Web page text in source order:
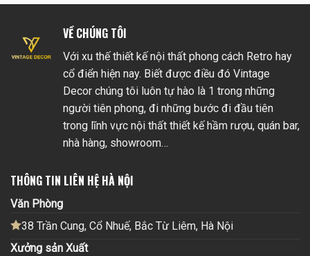
VỀ CHÚNG TÔI
Với xu thế thiết kế nội thất phong cách Retro hay
cổ điển hiện nay. Biết được điều đó Vintage
Decor chúng tôi luôn tự hào là 1 trong những
người tiên phong, đi những bước đi đầu tiên
trong lĩnh vực nội thất thiết kế hầm rượu, quán bar,
nhà hàng, showroom…
THÔNG TIN LIÊN HỆ HÀ NỘI
Văn Phòng
38 Trần Cung, Cổ Nhuế, Bắc Từ Liêm, Hà Nội
Xưởng sản Xuất